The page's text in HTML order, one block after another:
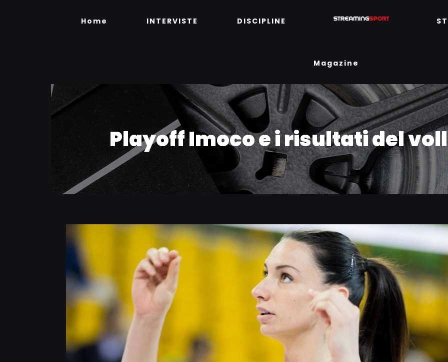
Home INTERVISTE DISCIPLINE
Magazine
Playoff Imoco e i risultati del